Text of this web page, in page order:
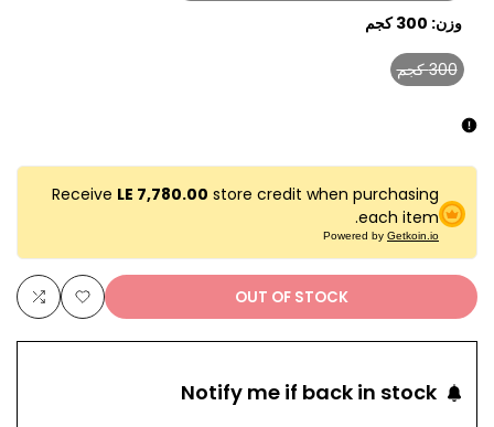
وزن: 300 كجم
Variant300 كجم
Receive LE 7,780.00 store credit when purchasing
each item.
Powered by Getkoin.io
OUT OF STOCK
Add
Add
Notify me if back in stock